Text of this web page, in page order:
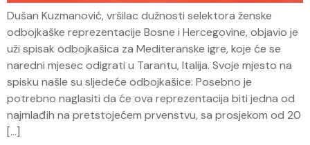
Dušan Kuzmanović, vršilac dužnosti selektora ženske
odbojkaške reprezentacije Bosne i Hercegovine, objavio je
uži spisak odbojkašica za Mediteranske igre, koje će se
naredni mjesec odigrati u Tarantu, Italija. Svoje mjesto na
spisku našle su sljedeće odbojkašice: Posebno je
potrebno naglasiti da će ova reprezentacija biti jedna od
najmlađih na pretstojećem prvenstvu, sa prosjekom od 20
[…]